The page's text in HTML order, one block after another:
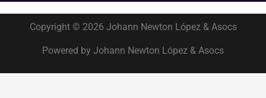
Copyright © 2026 Johann Newton López & Asocs
Powered by Johann Newton López & Asocs